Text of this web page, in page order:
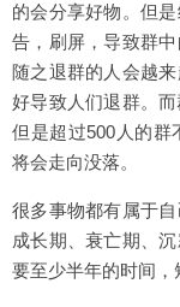
的会分享好物。但
告，刷屏，导致群
随之退群的人会越
好导致人们退群。
但是超过500人的群
将会走向没落。
很多事物都有属于
成长期、衰亡期、
要至少半年的时间，